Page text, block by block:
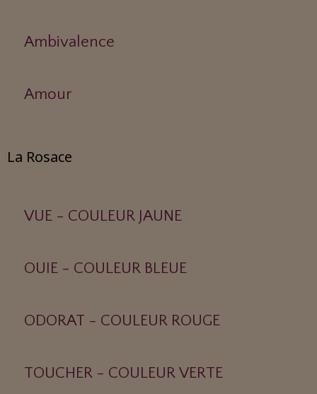
Ambivalence
Amour
La Rosace
VUE - COULEUR JAUNE
OUIE - COULEUR BLEUE
ODORAT - COULEUR ROUGE
TOUCHER - COULEUR VERTE